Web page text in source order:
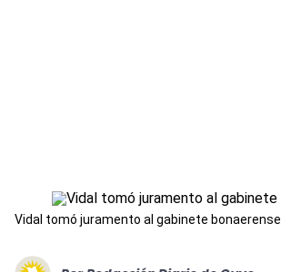
Vidal tomó juramento al gabinete bonaerense